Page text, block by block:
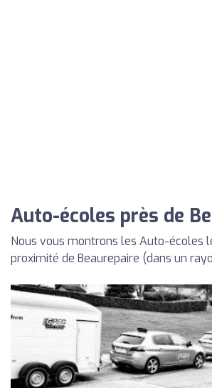
Auto-écoles près de
Nous vous montrons les Auto-écoles
proximité de Beaurepaire (dans un